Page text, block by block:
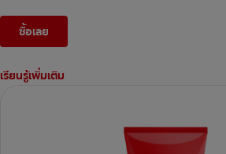
ซื้อเลย
เรียนรู้เพิ่มเติม